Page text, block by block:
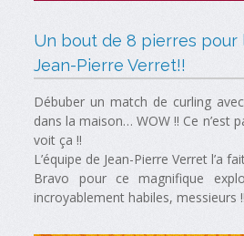
Un bout de 8 pierres pour
Jean-Pierre Verret!!
Débuber un match de curling
dans la maison… WOW !! Ce n’est
voit ça !!
L’équipe de Jean-Pierre Verret l’a
Bravo pour ce magnifique
incroyablement habiles, messieurs !!